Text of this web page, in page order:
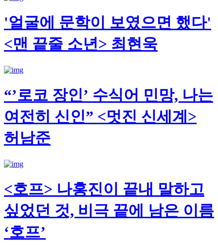
'얼굴에 문학이 보였으면 했다'
<맨 끝줄 소년> 최현욱
“’로코 장인’ 수식어 민망, 나는
여전히 신인” <멋진 신세계>
허남준
<호프> 나홍진이 끝내 말하고
싶었던 것, 비극 끝에 남은 이름
‘호프’